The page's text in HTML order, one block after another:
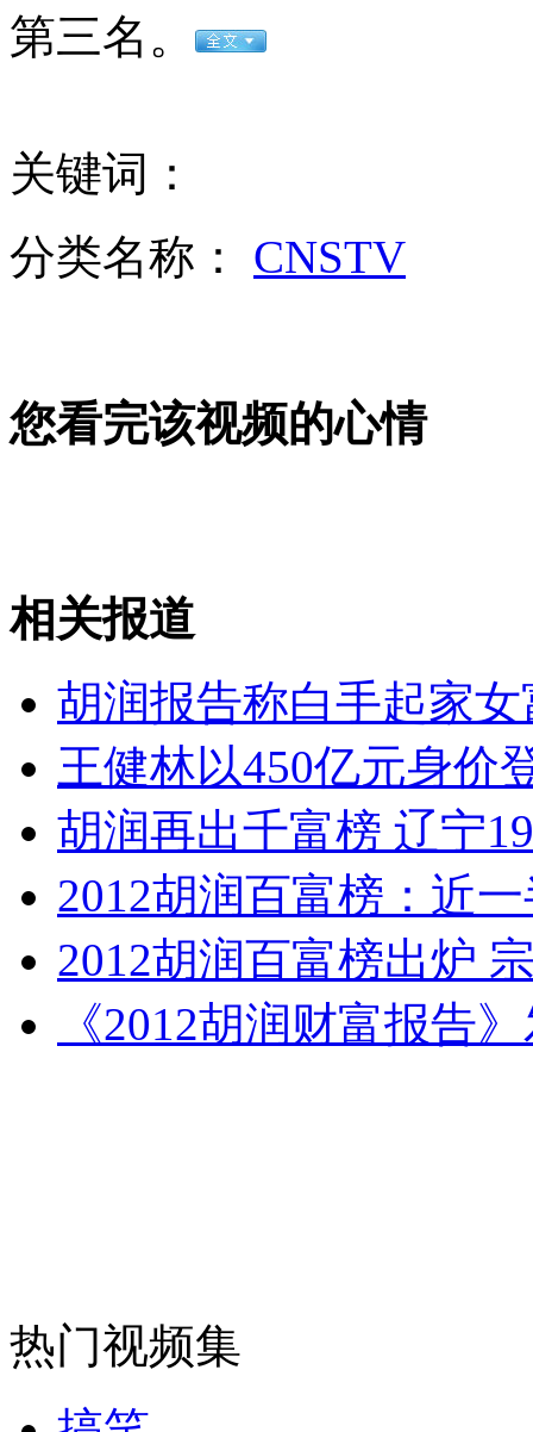
山西运城恶犬咬伤多人 警民合力深夜将其击毙
走！跟着总书记去植树
消防员救轻生者 花炮节热闹非凡 减压"枕头大战"
司机酒驾遇交警 急速倒车逃窜
第三名。
关键词：
分类名称： CNSTV
您看完该视频的心情
相关报道
胡润报告称白手起家
王健林以450亿元身价
胡润再出千富榜 辽宁
2012胡润百富榜：近
2012胡润百富榜出炉
《2012胡润财富报告
热门视频集